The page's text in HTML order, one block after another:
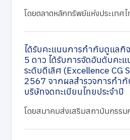
โดยตลาดหลักทรัพย์แห่งประเทศไ
ได้รับคะแนนการกำกับดูแลกิจ
5 ดาว ได้รับการจัดอันดับคะ
ระดับดีเลิศ (Excellence CG
2567 จากผลสำรวจการกำ
บริษัทจดทะเบียนไทยประจำปี
โดยสมาคมส่งเสริมสถาบันกรรม